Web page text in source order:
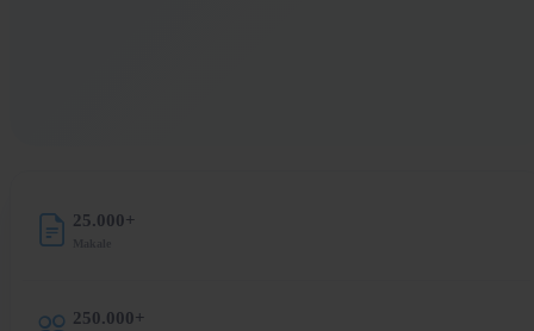
25.000+
250.000+